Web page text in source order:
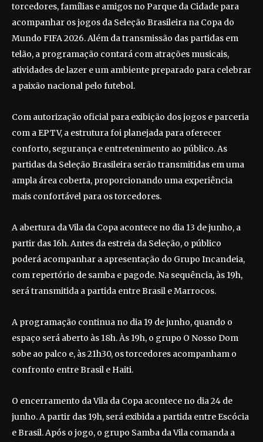
torcedores, famílias e amigos no Parque da Cidade para
acompanhar os jogos da Seleção Brasileira na Copa do
Mundo FIFA 2026. Além da transmissão das partidas em
telão, a programação contará com atrações musicais,
atividades de lazer e um ambiente preparado para celebrar
a paixão nacional pelo futebol.
Com autorização oficial para exibição dos jogos e parceria
com a EPTV, a estrutura foi planejada para oferecer
conforto, segurança e entretenimento ao público. As
partidas da Seleção Brasileira serão transmitidas em uma
ampla área coberta, proporcionando uma experiência
mais confortável para os torcedores.
A abertura da Vila da Copa acontece no dia 13 de junho, a
partir das 16h. Antes da estreia da Seleção, o público
poderá acompanhar a apresentação do Grupo Incandeia,
com repertório de samba e pagode. Na sequência, às 19h,
será transmitida a partida entre Brasil e Marrocos.
A programação continua no dia 19 de junho, quando o
espaço será aberto às 18h. Às 19h, o grupo O Nosso Dom
sobe ao palco e, às 21h30, os torcedores acompanham o
confronto entre Brasil e Haiti.
O encerramento da Vila da Copa acontece no dia 24 de
junho. A partir das 19h, será exibida a partida entre Escócia
e Brasil. Após o jogo, o grupo Samba da Vila comanda a